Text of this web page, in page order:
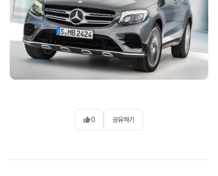
0 공유하기